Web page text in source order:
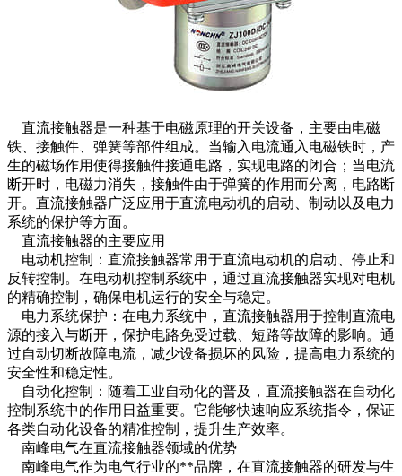
直流接触器是一种基于电磁原理的开关设备，主要由电磁
铁、接触件、弹簧等部件组成。当输入电流通入电磁铁时，产
生的磁场作用使得接触件接通电路，实现电路的闭合；当电流
断开时，电磁力消失，接触件由于弹簧的作用而分离，电路断
开。直流接触器广泛应用于直流电动机的启动、制动以及电力
系统的保护等方面。
直流接触器的主要应用
电动机控制：直流接触器常用于直流电动机的启动、停止和
反转控制。在电动机控制系统中，通过直流接触器实现对电机
的精确控制，确保电机运行的安全与稳定。
电力系统保护：在电力系统中，直流接触器用于控制直流电
源的接入与断开，保护电路免受过载、短路等故障的影响。通
过自动切断故障电流，减少设备损坏的风险，提高电力系统的
安全性和稳定性。
自动化控制：随着工业自动化的普及，直流接触器在自动化
控制系统中的作用日益重要。它能够快速响应系统指令，保证
各类自动化设备的精准控制，提升生产效率。
南峰电气在直流接触器领域的优势
南峰电气作为电气行业的**品牌，在直流接触器的研发与生